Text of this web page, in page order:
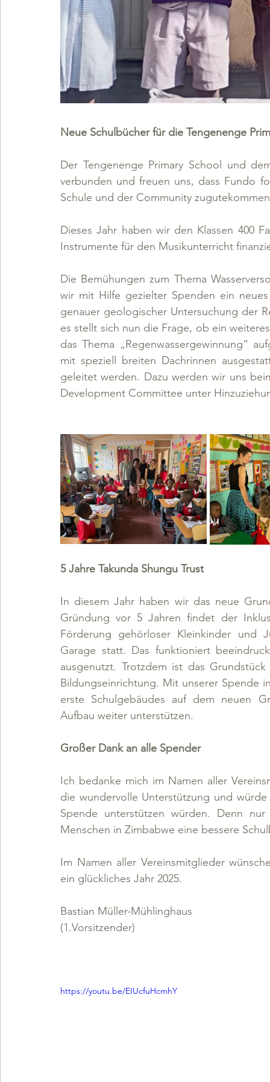
Neue Schulbücher für die Tengenenge
Der Tengenenge Primary School und
verbunden und freuen uns, dass Fundo
Schule und der Community
Dieses Jahr haben wir den Klassen 400
Instrumente für den Musikunterricht
Die Bemühungen zum Thema
wir mit Hilfe gezielter Spenden ein
genauer geologischer Untersuchung der
es stellt sich nun die Frage, ob ein
das Thema „Regenwassergewinnung“
mit speziell breiten Dachrinnen
geleitet werden. Dazu werden wir uns
Development Committee unter
5 Jahre Takunda Shungu Trust
In diesem Jahr haben wir das neue
Gründung vor 5 Jahren findet der
Förderung gehörloser Kleinkinder und
Garage statt. Das funktioniert
ausgenutzt. Trotzdem ist das
Bildungseinrichtung. Mit unserer Spende
erste Schulgebäudes auf dem neuen
Aufbau weiter unterstützen.
Großer Dank an alle Spender
Ich bedanke mich im Namen aller
die wundervolle Unterstützung und
Spende unterstützen würden. Denn
Menschen in Zimbabwe eine bessere
Im Namen aller Vereinsmitglieder
ein glückliches Jahr 2025.
Bastian Müller-Mühlinghaus
(1.Vorsitzender)
https://youtu.be/EIUcfuHcmhY